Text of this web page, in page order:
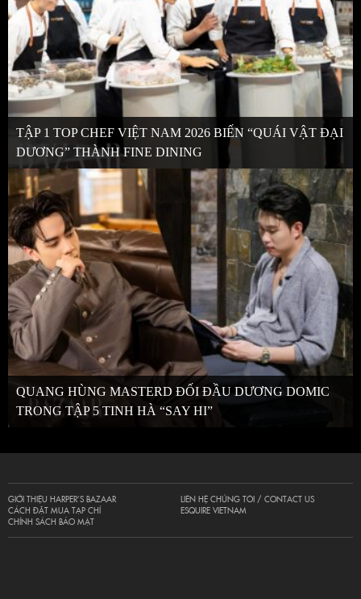
TẬP 1 TOP CHEF VIỆT NAM 2026 BIẾN “QUÁI VẬT ĐẠI
DƯƠNG” THÀNH FINE DINING
QUANG HÙNG MASTERD ĐỐI ĐẦU DƯƠNG DOMIC
TRONG TẬP 5 TINH HÀ “SAY HI”
GIỚI THIỆU HARPER’S BAZAAR
CÁCH ĐẶT MUA TẠP CHÍ
CHÍNH SÁCH BẢO MẬT
LIÊN HỆ CHÚNG TÔI / CONTACT US
ESQUIRE VIETNAM